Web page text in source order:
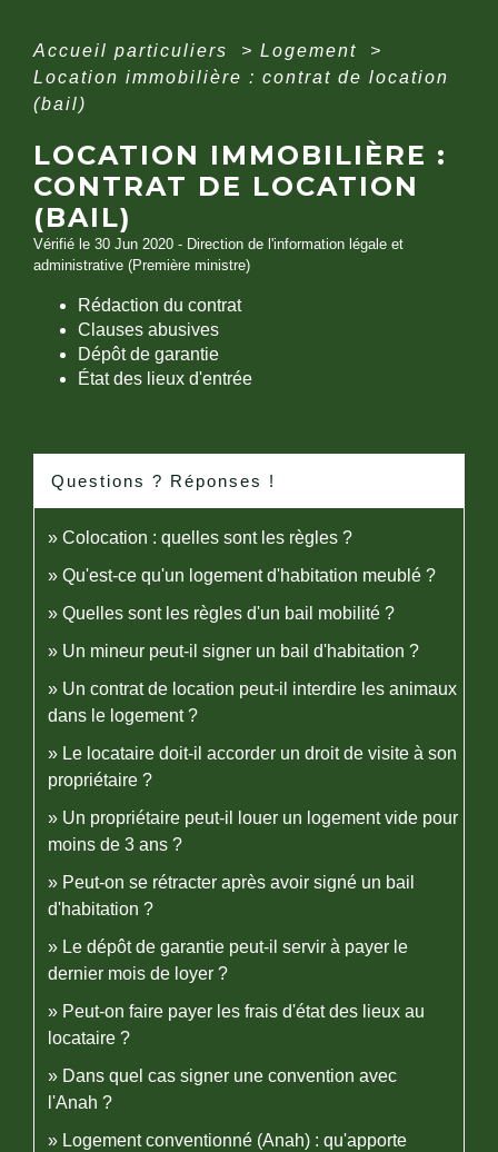
Accueil particuliers > Logement
>
Location immobilière : contrat de location
(bail)
LOCATION IMMOBILIÈRE :
CONTRAT DE LOCATION
(BAIL)
Vérifié le 30 Jun 2020 - Direction de l'information légale et
administrative (Première ministre)
Rédaction du contrat
Clauses abusives
Dépôt de garantie
État des lieux d'entrée
Questions ? Réponses !
Colocation : quelles sont les règles ?
Qu'est-ce qu'un logement d'habitation meublé ?
Quelles sont les règles d'un bail mobilité ?
Un mineur peut-il signer un bail d'habitation ?
Un contrat de location peut-il interdire les animaux
dans le logement ?
Le locataire doit-il accorder un droit de visite à son
propriétaire ?
Un propriétaire peut-il louer un logement vide pour
moins de 3 ans ?
Peut-on se rétracter après avoir signé un bail
d'habitation ?
Le dépôt de garantie peut-il servir à payer le
dernier mois de loyer ?
Peut-on faire payer les frais d'état des lieux au
locataire ?
Dans quel cas signer une convention avec
l'Anah ?
Logement conventionné (Anah) : qu'apporte